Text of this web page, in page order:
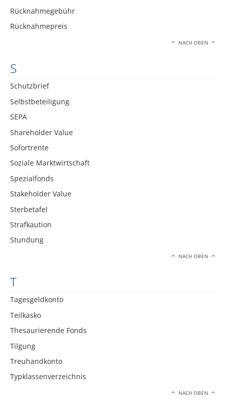
Rücknahmegebühr
Rücknahmepreis
NACH OBEN
S
Schutzbrief
Selbstbeteiligung
SEPA
Shareholder Value
Sofortrente
Soziale Marktwirtschaft
Spezialfonds
Stakeholder Value
Sterbetafel
Strafkaution
Stundung
NACH OBEN
T
Tagesgeldkonto
Teilkasko
Thesaurierende Fonds
Tilgung
Treuhandkonto
Typklassenverzeichnis
NACH OBEN